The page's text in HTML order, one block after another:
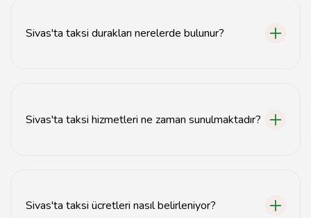
Sivas'ta taksi durakları nerelerde bulunur?
Sivas'ta taksi hizmetleri ne zaman sunulmaktadır?
Sivas'ta taksi ücretleri nasıl belirleniyor?